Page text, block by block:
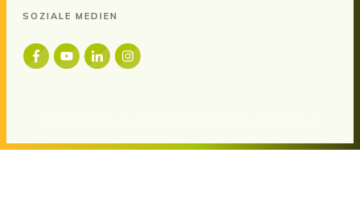
SOZIALE MEDIEN